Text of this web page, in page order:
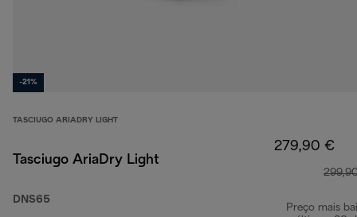
-21%
TASCIUGO ARIADRY LIGHT
Tasciugo AriaDry Light
DNS65
279,90 €
Preço mais